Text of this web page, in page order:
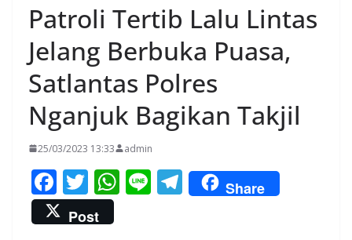
Patroli Tertib Lalu Lintas
Jelang Berbuka Puasa,
Satlantas Polres
Nganjuk Bagikan Takjil
25/03/2023 13:33 admin
F
ac
e
T
w
itt
W Li T
el
Share
Post